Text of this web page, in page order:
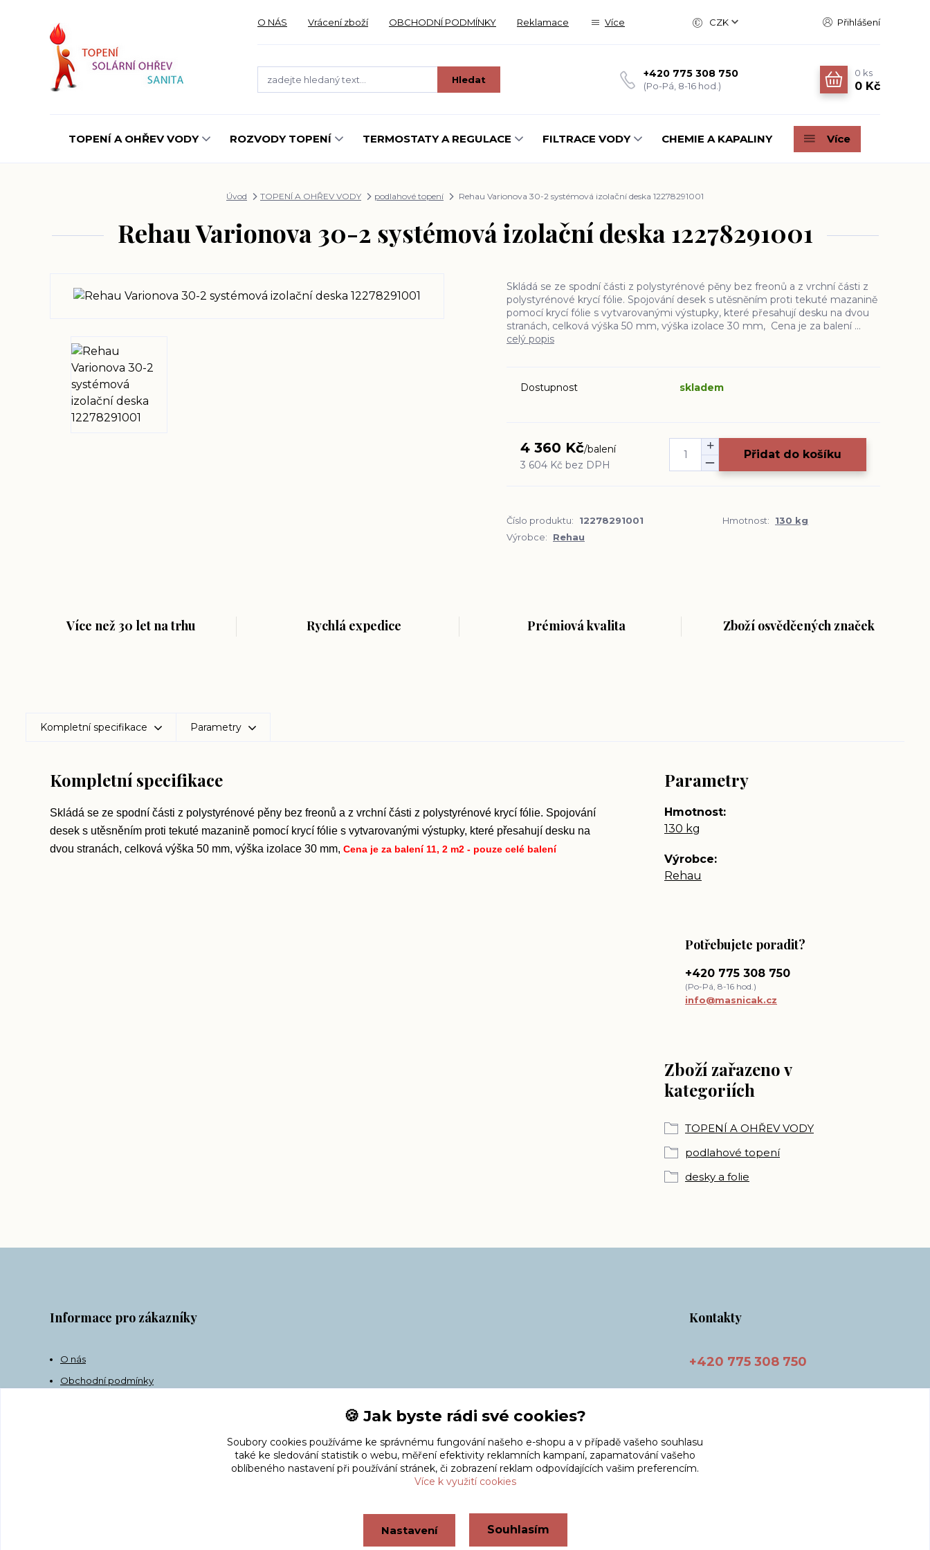
O NÁS Vrácení zboží OBCHODNÍ PODMÍNKY Reklamace Více CZK Přihlášení
Hledat +420 775 308 750
(Po-Pá, 8-16 hod.)
0 ks
0 Kč
TOPENÍ A OHŘEV VODY ROZVODY TOPENÍ TERMOSTATY A REGULACE FILTRACE VODY CHEMIE A KAPALINY Více
Úvod TOPENÍ A OHŘEV VODY podlahové topení Rehau Varionova 30-2 systémová izolační deska 12278291001
Rehau Varionova 30-2 systémová izolační deska 12278291001
Skládá se ze spodní části z polystyrénové pěny bez freonů a z vrchní části z
polystyrénové krycí fólie. Spojování desek s utěsněním proti tekuté mazanině
pomocí krycí fólie s vytvarovanými výstupky, které přesahují desku na dvou
stranách, celková výška 50 mm, výška izolace 30 mm, Cena je za balení ...
celý popis
Dostupnost skladem
4 360 Kč/balení
3 604 Kč bez DPH
Přidat do košíku
Číslo produktu: 12278291001 Hmotnost:
130 kg
Výrobce:
Rehau
Více než 30 let na trhu Rychlá expedice Prémiová kvalita Zboží osvědčených značek
Kompletní specifikace Parametry
Kompletní specifikace
Skládá se ze spodní části z polystyrénové pěny bez freonů a z vrchní části z polystyrénové krycí fólie. Spojování
desek s utěsněním proti tekuté mazanině pomocí krycí fólie s vytvarovanými výstupky, které přesahují desku na
dvou stranách, celková výška 50 mm, výška izolace 30 mm, Cena je za balení 11, 2 m2 - pouze celé balení
Parametry
Hmotnost
130 kg
Výrobce
Rehau
Zboží zařazeno v
kategoriích
TOPENÍ A OHŘEV VODY
podlahové topení
desky a folie
Potřebujete poradit?
+420 775 308 750
(Po-Pá, 8-16 hod.)
info@masnicak.cz
Informace pro zákazníky
O nás
Obchodní podmínky
Kontakty
+420 775 308 750
Vytvořeno na Eshop-rychle.cz
🍪 Jak byste rádi své cookies?
Soubory cookies používáme ke správnému fungování našeho e-shopu a v případě vašeho souhlasu
také ke sledování statistik o webu, měření efektivity reklamních kampaní, zapamatování vašeho
oblíbeného nastavení při používání stránek, či zobrazení reklam odpovídajících vašim preferencím.
Více k využití cookies
Nastavení Souhlasím